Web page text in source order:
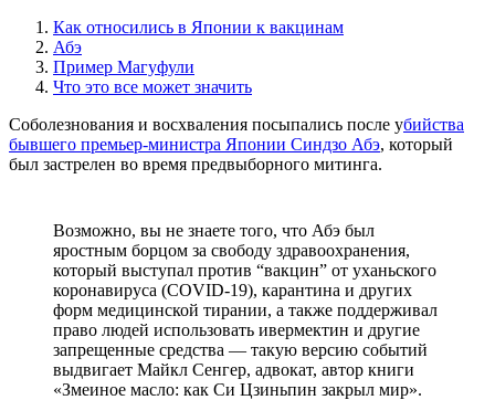
Как относились в Японии к вакцинам
Абэ
Пример Магуфули
Что это все может значить
Соболезнования и восхваления посыпались после убийства
бывшего премьер-министра Японии Синдзо Абэ, который
был застрелен во время предвыборного митинга.
Возможно, вы не знаете того, что Абэ был
яростным борцом за свободу здравоохранения,
который выступал против “вакцин” от уханьского
коронавируса (COVID-19), карантина и других
форм медицинской тирании, а также поддерживал
право людей использовать ивермектин и другие
запрещенные средства — такую версию событий
выдвигает Майкл Сенгер, адвокат, автор книги
«Змеиное масло: как Си Цзиньпин закрыл мир».